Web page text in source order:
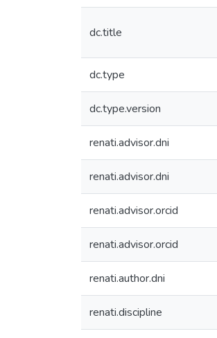
dc.title
dc.type
dc.type.version
renati.advisor.dni
renati.advisor.dni
renati.advisor.orcid
renati.advisor.orcid
renati.author.dni
renati.discipline